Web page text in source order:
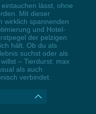
lässt, ohne
Mit dieser
wirklich spannenden
und Hotel-
der pelzigen
hält. Ob du als
suchst oder als
– Tierdurst: max
als auch
verbindet.